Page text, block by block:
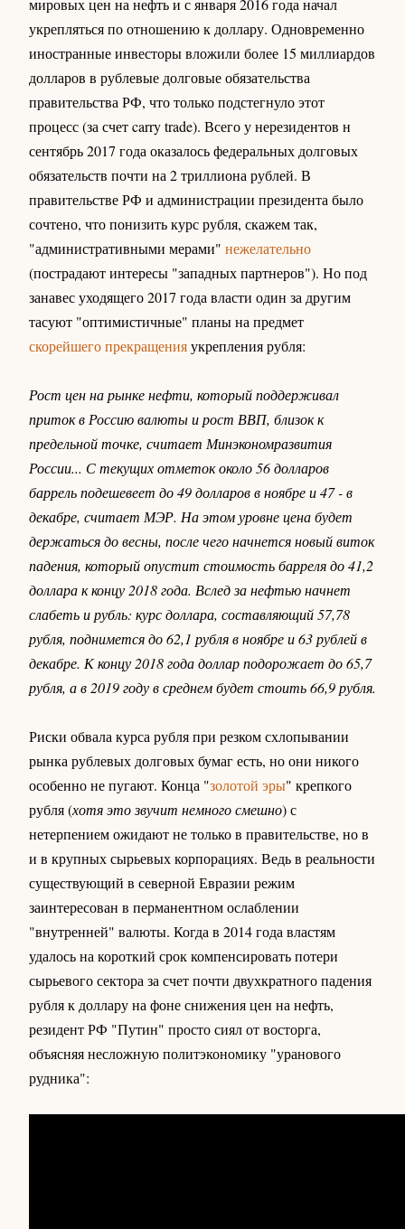
мировых цен на нефть и с января 2016 года начал
укрепляться по отношению к доллару. Одновременно
иностранные инвесторы вложили более 15 миллиардов
долларов в рублевые долговые обязательства
правительства РФ, что только подстегнуло этот
процесс (за счет carry trade). Всего у нерезидентов н
сентябрь 2017 года оказалось федеральных долговых
обязательств почти на 2 триллиона рублей. В
правительстве РФ и администрации президента было
сочтено, что понизить курс рубля, скажем так,
"административными мерами" нежелательно
(пострадают интересы "западных партнеров"). Но под
занавес уходящего 2017 года власти один за другим
тасуют "оптимистичные" планы на предмет
скорейшего прекращенияукрепления рубля:
Рост цен на рынке нефти, который поддерживал
приток в Россию валюты и рост ВВП, близок к
предельной точке, считает Минэкономразвития
России... С текущих отметок около 56 долларов
баррель подешевеет до 49 долларов в ноябре и 47 - в
декабре, считает МЭР. На этом уровне цена будет
держаться до весны, после чего начнется новый виток
падения, который опустит стоимость барреля до 41,2
доллара к концу 2018 года. Вслед за нефтью начнет
слабеть и рубль: курс доллара, составляющий 57,78
рубля, поднимется до 62,1 рубля в ноябре и 63 рублей в
декабре. К концу 2018 года доллар подорожает до 65,7
рубля, а в 2019 году в среднем будет стоить 66,9 рубля.
Риски обвала курса рубля при резком схлопывании
рынка рублевых долговых бумаг есть, но они никого
особенно не пугают. Конца "золотой эры" крепкого
рубля (хотя это звучит немного смешно) с
нетерпением ожидают не только в правительстве, но в
и в крупных сырьевых корпорациях. Ведь в реальности
существующий в северной Евразии режим
заинтересован в перманентном ослаблении
"внутренней" валюты. Когда в 2014 года властям
удалось на короткий срок компенсировать потери
сырьевого сектора за счет почти двухкратного падения
рубля к доллару на фоне снижения цен на нефть,
резидент РФ "Путин" просто сиял от восторга,
объясняя несложную политэкономику "уранового
рудника":